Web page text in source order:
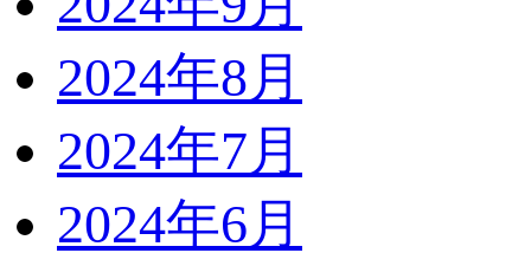
2024年8月
2024年7月
2024年6月